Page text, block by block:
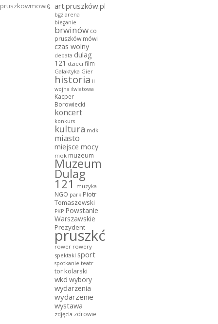
pruszkowmowi@gmail.com
art.pruszków.pl
bgż arena
bieganie
brwinów co
pruszków mówi
czas wolny
debata dulag
121 dzieci film
Galaktyka Gier
historia ii
wojna światowa
Kacper
Borowiecki
koncert
konkurs
kultura mdk
miasto
miejsce mocy
mok muzeum
Muzeum
Dulag
121 muzyka
NGO park Piotr
Tomaszewski
PKP Powstanie
Warszawskie
Prezydent
pruszków
rower rowery
spektakl sport
spotkanie teatr
tor kolarski
wkd wybory
wydarzenia
wydarzenie
wystawa
zdjęcia zdrowie